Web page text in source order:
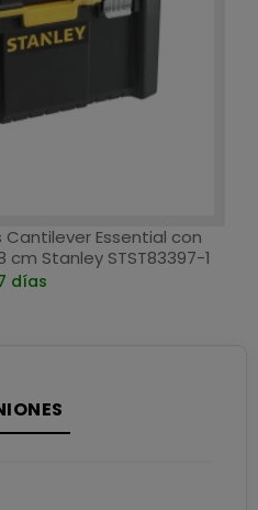
Essential con
Stanley STST83397-1
días